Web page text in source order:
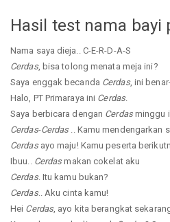
Hasil test nama bayi
Nama saya dieja.. C-E-R-D-A-S
Cerdas, bisa tolong menata meja ini?
Saya enggak becanda Cerdas, ini
Halo, PT Primaraya ini Cerdas.
Saya berbicara dengan Cerdasminggu
Cerdas-Cerdas.. Kamu mendengarkan
Cerdasayo maju! Kamu peserta
Ibuu.. Cerdasmakan cokelat aku
Cerdas. Itu kamu bukan?
Cerdas.. Aku cinta kamu!
Hei Cerdas, ayo kita berangkat